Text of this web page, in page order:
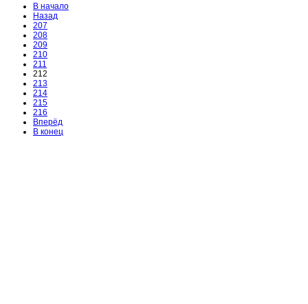
В начало
Назад
207
208
209
210
211
212
213
214
215
216
Вперёд
В конец